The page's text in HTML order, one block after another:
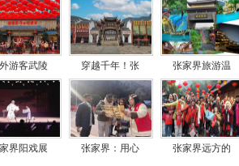
游客武陵 穿越千年！张 张家界旅游温
界阳戏展 张家界：用心 张家界远方的